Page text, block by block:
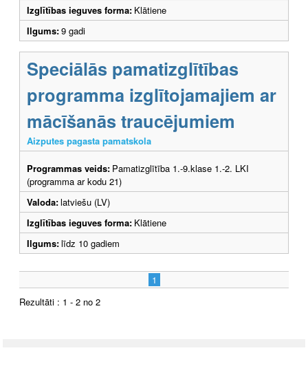
Izglītības ieguves forma: Klātiene
Ilgums:9 gadi
Speciālās pamatizglītības
programma izglītojamajiem ar
mācīšanās traucējumiem
Aizputes pagasta pamatskola
Programmas veids: Pamatizglītība 1.-9.klase 1.-2. LKI
(programma ar kodu 21)
Valoda:latviešu (LV)
Izglītības ieguves forma: Klātiene
Ilgums:līdz 10 gadiem
1
Rezultāti : 1 - 2 no 2